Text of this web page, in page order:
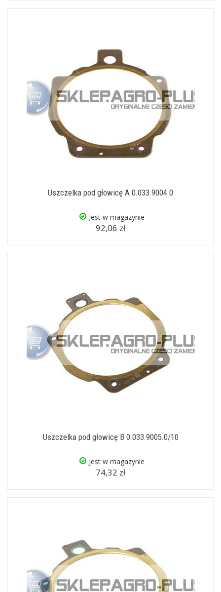
Uszczelka pod głowicę A 0.033.9004.0
Jest w magazynie
92,06 zł
Uszczelka pod głowicę B 0.033.9005.0/10
Jest w magazynie
74,32 zł